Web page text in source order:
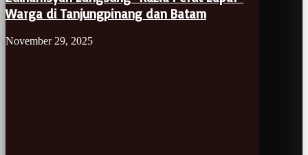
Warga di Tanjungpinang dan Batam
November 29, 2025